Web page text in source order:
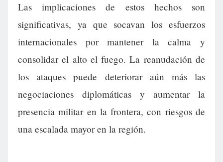
Las implicaciones de estos hechos son
significativas, ya que socavan los esfuerzos
internacionales por mantener la calma y
consolidar el alto el fuego. La reanudación de
los ataques puede deteriorar aún más las
negociaciones diplomáticas y aumentar la
presencia militar en la frontera, con riesgos de
una escalada mayor en la región.